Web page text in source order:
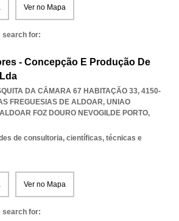
Ver no Mapa
search for:
- Concepção E Produção De
DA CÂMARA 67 HABITAÇÃO 33, 4150-
FREGUESIAS DE ALDOAR, UNIAO
FOZ DOURO NEVOGILDE PORTO,
de consultoria, científicas, técnicas e
Ver no Mapa
search for: